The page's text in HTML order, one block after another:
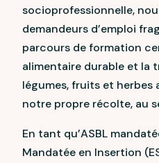
socioprofessionnelle,
demandeurs d’emploi
parcours de formation
alimentaire durable et la
légumes, fruits et herbes
notre propre récolte, au
En tant qu’ASBL
Mandatée en Insertion